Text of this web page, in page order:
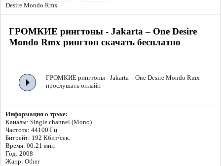
Desire Mondo Rmx
ГРОМКИЕ рингтоны - Jakarta – One Desire
Mondo Rmx рингтон скачать бесплатно
ГРОМКИЕ рингтоны - Jakarta – One Desire Mondo Rmx
прослушать онлайн
Информация о трэке:
Каналы: Single channel (Mono)
Частота: 44100 Гц
Битрейт: 192 Кбит/сек.
Время: 00:21 мин
Год: 2008
Жанр: Other